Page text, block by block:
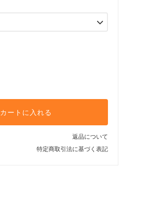
カートに入れる
返品について
特定商取引法に基づく表記